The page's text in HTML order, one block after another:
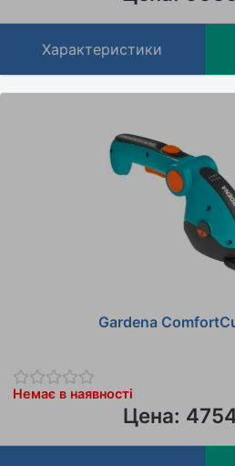
Характеристики
Gardena
Цена:
Немає в наявності